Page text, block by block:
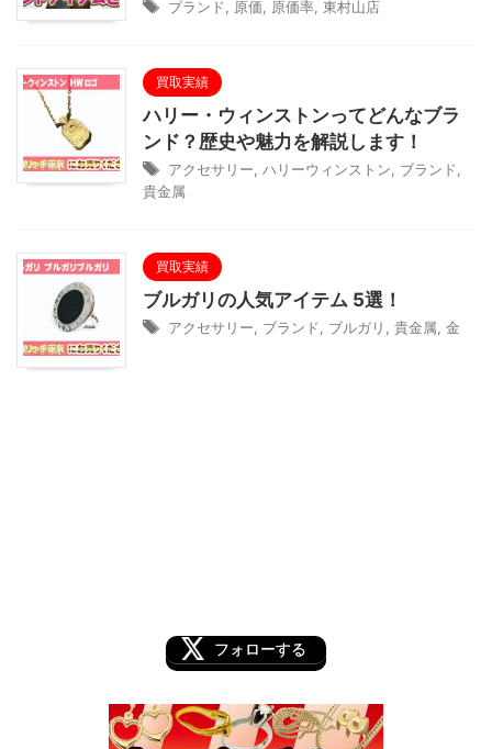
ブランド 原価 原価率 東村山店
買取実績
ハリー・ウィンストンってどんなブラ
ンド？歴史や魅力を解説します！
アクセサリー ハリーウィンストン ブランド
貴金属
買取実績
ブルガリの人気アイテム 5選！
アクセサリー ブランド ブルガリ 貴金属 金
フォローする